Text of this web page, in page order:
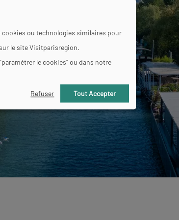
ou technologies similaires pour
le site Visitparisregion.
le cookies" ou dans notre
Refuser Tout Accepter